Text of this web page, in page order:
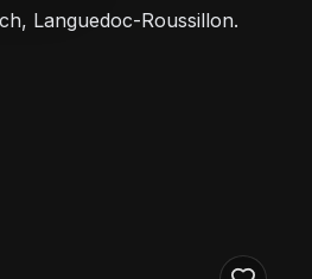
Languedoc-Roussillon.